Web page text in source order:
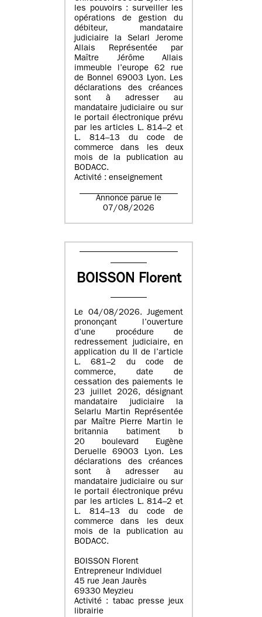
les pouvoirs : surveiller les
opérations de gestion du
débiteur, mandataire
judiciaire la Selarl Jerome
Allais Représentée par
Maître Jérôme Allais
immeuble l’europe 62 rue
de Bonnel 69003 Lyon. Les
déclarations des créances
sont à adresser au
mandataire judiciaire ou sur
le portail électronique prévu
par les articles L. 814–2 et
L. 814–13 du code de
commerce dans les deux
mois de la publication au
BODACC.
Activité : enseignement
Annonce parue le
07/08/2026
BOISSON Florent
Le 04/08/2026. Jugement
prononçant l’ouverture
d’une procédure de
redressement judiciaire, en
application du II de l’article
L. 681–2 du code de
commerce, date de
cessation des paiements le
23 juillet 2026, désignant
mandataire judiciaire la
Selarlu Martin Représentée
par Maître Pierre Martin le
britannia batiment b
20 boulevard Eugène
Deruelle 69003 Lyon. Les
déclarations des créances
sont à adresser au
mandataire judiciaire ou sur
le portail électronique prévu
par les articles L. 814–2 et
L. 814–13 du code de
commerce dans les deux
mois de la publication au
BODACC.
BOISSON Florent
Entrepreneur Individuel
45 rue Jean Jaurès
69330 Meyzieu
Activité : tabac presse jeux
librairie